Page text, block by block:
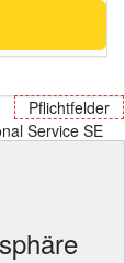
Pflichtfelder
Service SE